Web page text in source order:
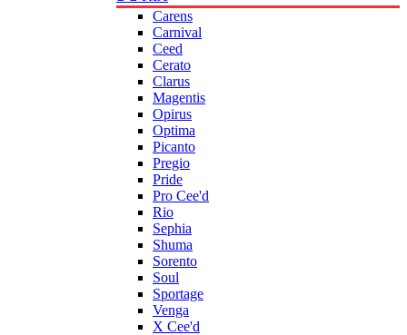
Carens
Carnival
Ceed
Cerato
Clarus
Magentis
Opirus
Optima
Picanto
Pregio
Pride
Pro Cee'd
Rio
Sephia
Shuma
Sorento
Soul
Sportage
Venga
X Cee'd